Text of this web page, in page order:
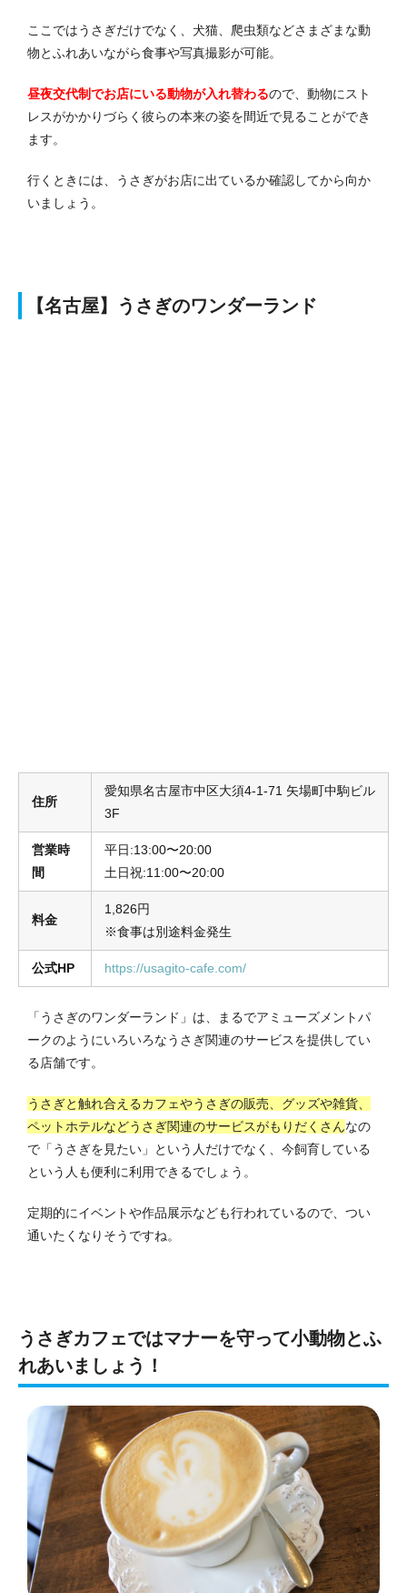
ここではうさぎだけでなく、犬猫、爬虫類などさまざまな動
物とふれあいながら食事や写真撮影が可能。
昼夜交代制でお店にいる動物が入れ替わるので、動物にスト
レスがかかりづらく彼らの本来の姿を間近で見ることができ
ます。
行くときには、うさぎがお店に出ているか確認してから向か
いましょう。
【名古屋】うさぎのワンダーランド
住所
愛知県名古屋市中区大須4-1-71 矢場町中駒ビル
3F
営業時
間
平日:13:00〜20:00
土日祝:11:00〜20:00
料金
1,826円
※食事は別途料金発生
公式HP https://usagito-cafe.com/
「うさぎのワンダーランド」は、まるでアミューズメントパ
ークのようにいろいろなうさぎ関連のサービスを提供してい
る店舗です。
うさぎと触れ合えるカフェやうさぎの販売、グッズや雑貨、
ペットホテルなどうさぎ関連のサービスがもりだくさんなの
で「うさぎを見たい」という人だけでなく、今飼育している
という人も便利に利用できるでしょう。
定期的にイベントや作品展示なども行われているので、つい
通いたくなりそうですね。
うさぎカフェではマナーを守って小動物とふ
れあいましょう！